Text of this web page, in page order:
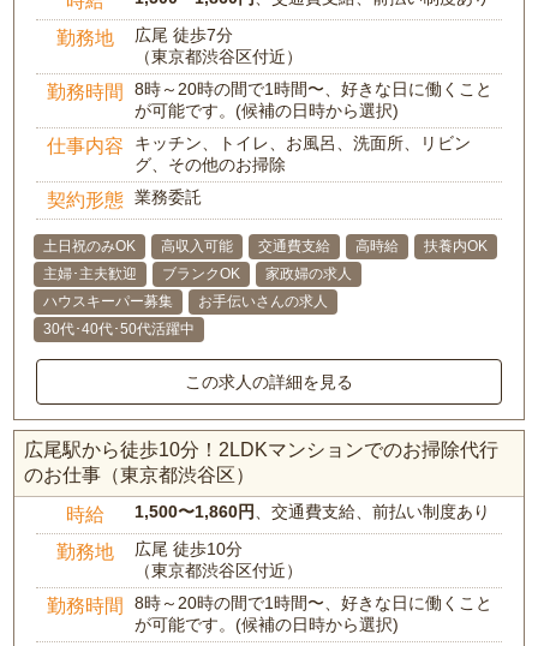
勤務地
広尾 徒歩7分
（東京都渋谷区付近）
勤務時間
8時～20時の間で1時間〜、好きな日に働くこと
が可能です。(候補の日時から選択)
仕事内容
キッチン、トイレ、お風呂、洗面所、リビン
グ、その他のお掃除
契約形態 業務委託
土日祝のみOK 高収入可能 交通費支給 高時給
扶養内OK
主婦･主夫歓迎
ブランクOK
家政婦の求人
ハウスキーパー募集
お手伝いさんの求人
30代･40代･50代活躍中
この求人の詳細を見る
広尾駅から徒歩10分！2LDKマンションでのお掃除代行
のお仕事（東京都渋谷区）
時給 1,500〜1,860円、交通費支給、前払い制度あり
勤務地
広尾 徒歩10分
（東京都渋谷区付近）
勤務時間
8時～20時の間で1時間〜、好きな日に働くこと
が可能です。(候補の日時から選択)